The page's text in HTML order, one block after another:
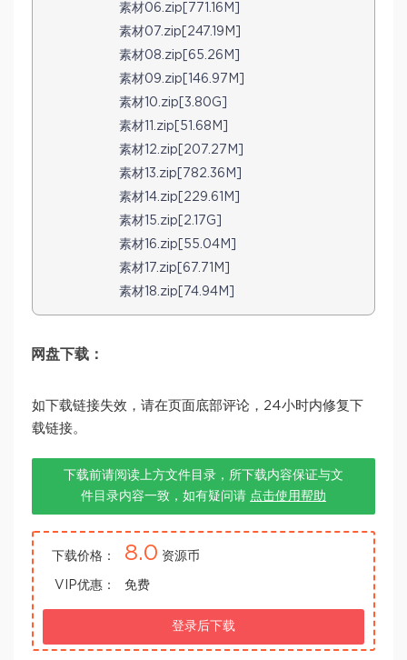
素材06.zip[771.16M]
素材07.zip[247.19M]
素材08.zip[65.26M]
素材09.zip[146.97M]
素材10.zip[3.80G]
素材11.zip[51.68M]
素材12.zip[207.27M]
素材13.zip[782.36M]
素材14.zip[229.61M]
素材15.zip[2.17G]
素材16.zip[55.04M]
素材17.zip[67.71M]
素材18.zip[74.94M]
网盘下载：
如下载链接失效，请在页面底部评论，24小时内修复下
载链接。
下载前请阅读上方文件目录，所下载内容保证与文
件目录内容一致，如有疑问请 点击使用帮助
下载价格： 8.0 资源币
VIP优惠： 免费
登录后下载